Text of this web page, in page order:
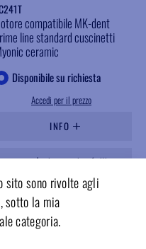
sito sono rivolte agli
sotto la mia
categoria.
compatibile MK-dent
line standard cuscinetti
ceramic
Disponibile su richiesta
Accedi per il prezzo
INFO
Aggiungere ai preferiti